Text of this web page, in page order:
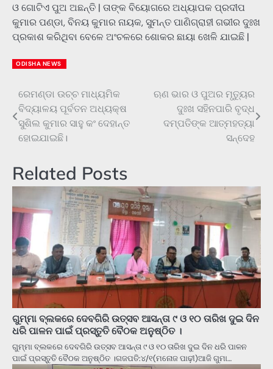
ଓ ଗୋଟିଏ ପୁଅ ଅଛନ୍ତି | ତାଙ୍କ ବିୟୋଗରେ ଅଧ୍ୟାପକ ପ୍ରଦୀପ
କୁମାର ପଣ୍ଡା, ବିନୟ କୁମାର ନାୟକ, ସୁମନ୍ତ ପାଣିଗ୍ରାହୀ ଗଭୀର ଦୁଃଖ
ପ୍ରକାଶ କରିଥିବା ବେଳେ ଅଂଚଳରେ ଶୋକର ଛାୟା ଖେଳି ଯାଇଛି |
ODISHA NEWS
Post
navigation
ରେମଣ୍ଡା ଉଚ୍ଚ ମାଧ୍ୟମିକ
ବିଦ୍ୟାଳୟ ପୂର୍ବତନ ଅଧ୍ୟକ୍ଷ
ସୁଶିଲ କୁମାର ସାହୁ କଂ ଦେହାନ୍ତ
ହୋଇଯାଇଛି।
ଋଣ ଭାର ଓ ପୁଅର ମୃତ୍ୟୁର
ଦୁଃଖ ସହିନପାରି ବୃଦ୍ଧ
ଦମ୍ପତିଙ୍କ ଆତ୍ମହତ୍ୟା
ସନ୍ଦେହ
Related Posts
ଗୁମ୍ମା ବ୍ଲକରେ ଦେବଗିରି ଉତ୍ସବ ଆସନ୍ତା ୯ ଓ ୧୦ ତାରିଖ ଦୁଇ ଦିନ
ଧରି ପାଳନ ପାଇଁ ପ୍ରସ୍ତୁତି ବୈଠକ ଅନୁଷ୍ଠିତ ।
ଗୁମ୍ମା ବ୍ଲକରେ ଦେବଗିରି ଉତ୍ସବ ଆସନ୍ତା ୯ ଓ ୧୦ ତାରିଖ ଦୁଇ ଦିନ ଧରି ପାଳନ
ପାଇଁ ପ୍ରସ୍ତୁତି ବୈଠକ ଅନୁଷ୍ଠିତ ।ଗଜପତି:୪/୧(ମନୋଜ ପାଢ଼ୀ)ଆଜି ଗୁମା…